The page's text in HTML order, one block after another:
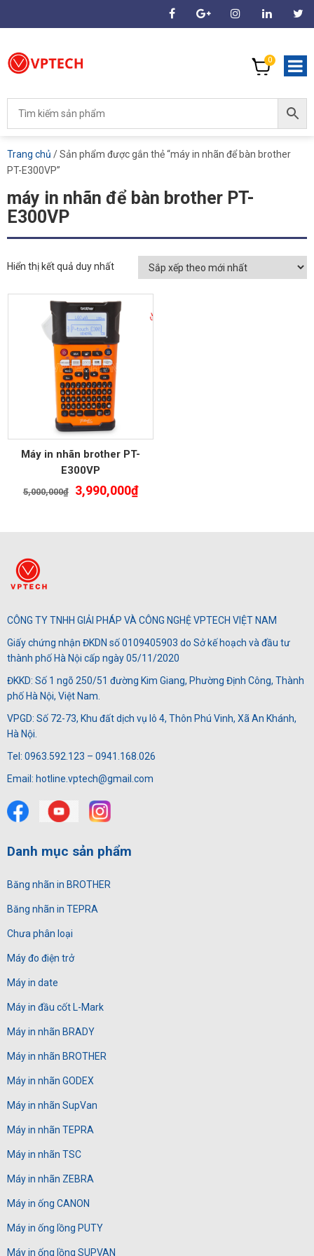
0
Trang chủ / Sản phẩm được gắn thẻ “máy in nhãn để bàn brother
PT-E300VP”
máy in nhãn để bàn brother PT-
E300VP
Hiển thị kết quả duy nhất
Máy in nhãn brother PT-
E300VP
5,000,000₫
Giá
3,990,000₫Giá
CÔNG TY TNHH GIẢI PHÁP VÀ CÔNG NGHỆ VPTECH VIỆT NAM
Giấy chứng nhận ĐKDN số 0109405903 do Sở kế hoạch và đầu tư
thành phố Hà Nội cấp ngày 05/11/2020
ĐKKD: Số 1 ngõ 250/51 đường Kim Giang, Phường Định Công, Thành
phố Hà Nội, Việt Nam.
VPGD: Số 72-73, Khu đất dịch vụ lô 4, Thôn Phú Vinh, Xã An Khánh,
Hà Nội.
Tel: 0963.592.123 – 0941.168.026
Email: hotline.vptech@gmail.com
Danh mục sản phẩm
Băng nhãn in BROTHER
Băng nhãn in TEPRA
Chưa phân loại
Máy đo điện trở
Máy in date
Máy in đầu cốt L-Mark
Máy in nhãn BRADY
Máy in nhãn BROTHER
Máy in nhãn GODEX
Máy in nhãn SupVan
Máy in nhãn TEPRA
Máy in nhãn TSC
Máy in nhãn ZEBRA
Máy in ống CANON
Máy in ống lồng PUTY
Máy in ống lồng SUPVAN